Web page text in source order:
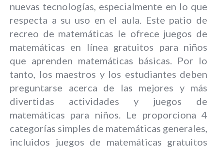
nuevas tecnologías, especialmente en lo que
respecta a su uso en el aula. Este patio de
recreo de matemáticas le ofrece juegos de
matemáticas en línea gratuitos para niños
que aprenden matemáticas básicas. Por lo
tanto, los maestros y los estudiantes deben
preguntarse acerca de las mejores y más
divertidas actividades y juegos de
matemáticas para niños. Le proporciona 4
categorías simples de matemáticas generales,
incluidos juegos de matemáticas gratuitos